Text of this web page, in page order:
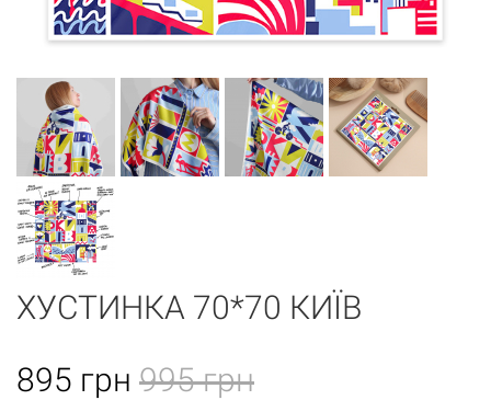
ХУСТИНКА 70*70 КИЇВ
895 грн 995 грн